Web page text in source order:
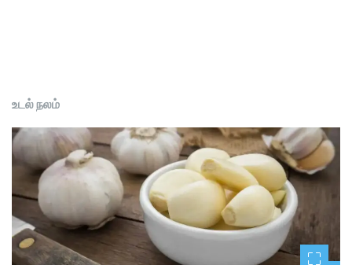
உடல் நலம்